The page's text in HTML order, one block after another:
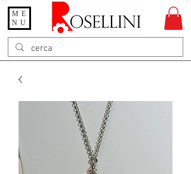
Gioielleria Rosellini
Rosellini online
ME
NU